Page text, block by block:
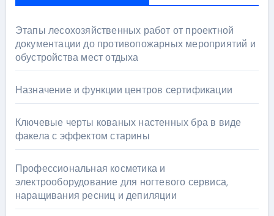
Этапы лесохозяйственных работ от проектной
документации до противопожарных мероприятий и
обустройства мест отдыха
Назначение и функции центров сертификации
Ключевые черты кованых настенных бра в виде
факела с эффектом старины
Профессиональная косметика и
электрооборудование для ногтевого сервиса,
наращивания ресниц и депиляции